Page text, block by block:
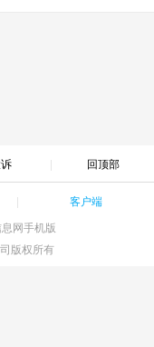
回顶部
客户端
网手机版
版权所有